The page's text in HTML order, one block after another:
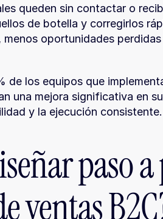
queden sin contactar o
de botella y corregirlos
menos oportunidades
de los equipos que
una mejora significativa en
y la ejecución consistente.
paso
ventas